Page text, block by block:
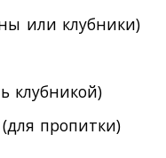
или клубники)
пропитки)